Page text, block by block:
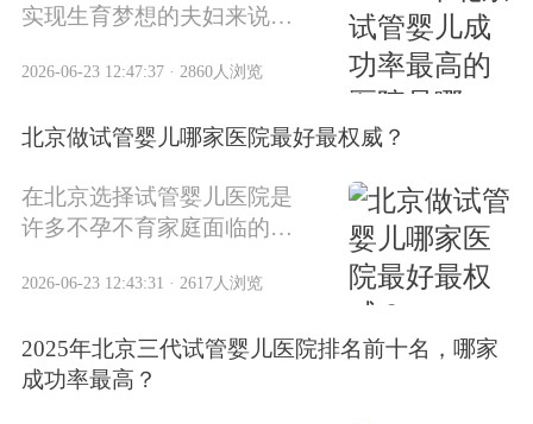
实现生育梦想的夫妇来说，
关重要。2025年，北京多家
色，本文将揭晓北京地区试
单。
2026-06-23 12:47:37 · 2860人浏览
北京做试管婴儿哪家医院最好最权威？
在北京选择试管婴儿医院是
许多不孕不育家庭面临的重
疗中心，拥有多家在辅助生
医院。本文将为您详细介绍
北京试管婴儿医院的选择标
2026-06-23 12:43:31 · 2617人浏览
2025年北京三代试管婴儿医院排名前十名，哪家
成功率最高？